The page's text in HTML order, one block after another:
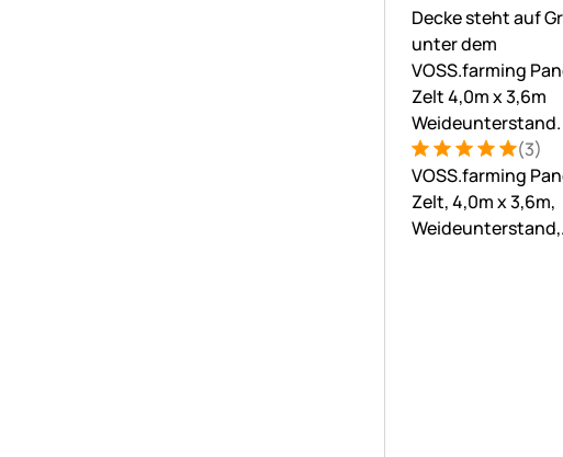
Bewertung: 5
3 Bewertungen
(3)
VOSS.farming
Zelt, 4,0m x 3,6m,
Weideunterstand,